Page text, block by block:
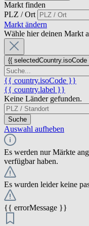
Markt finden
PLZ / Ort
Markt ändern
Wähle hier deinen Markt
{{ selectedCountry.isoCode
{{ country.isoCode }}
{{ country.label }}
Keine Länder gefunden.
Suche
Auswahl aufheben
Es werden nur Märkte
verfügbar haben.
Es wurden leider keine
{{ errorMessage }}